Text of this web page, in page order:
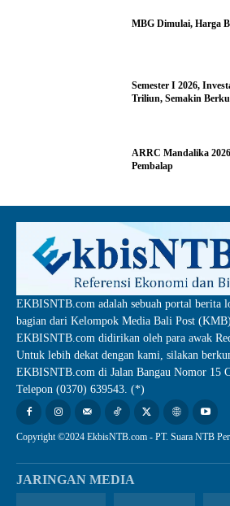
MBG Dimulai, Harga
Semester I 2026,
Triliun, Semakin
ARRC Mandalika
Pembalap
EKBISNTB.com adalah sebuah portal berita
bagian dari Kelompok Media Bali Post
EKBISNTB.com didirikan oleh para awak
Untuk lebih dekat dengan kami, silakan
EKBISNTB.com di Jalan Bangau Nomor 15
Telepon (0370) 639543. (*)
Copyright ©2024 EkbisNTB.com - PT. Suara NTB
JARINGAN MEDIA